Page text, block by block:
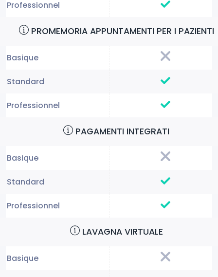
PROMEMORIA APPUNTAMENTI PER I PAZIENTI
PAGAMENTI INTEGRATI
LAVAGNA VIRTUALE